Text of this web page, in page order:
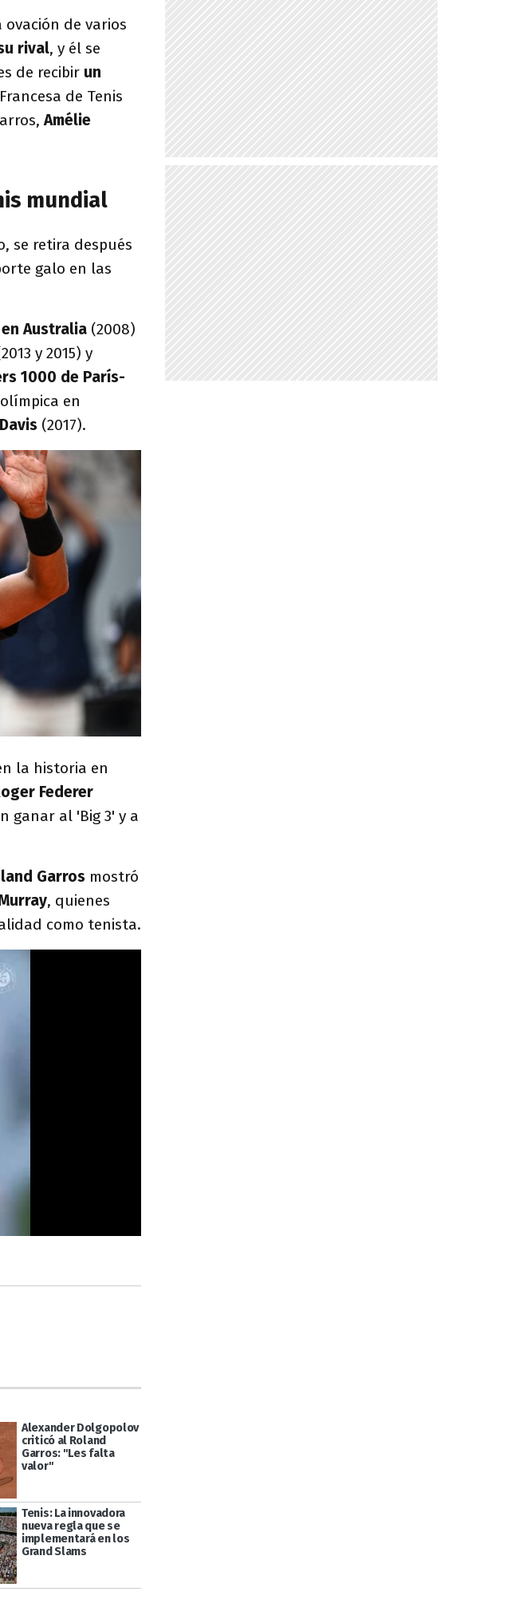
ovación de varios
rival, y él se
de recibir un
de Tenis
Amélie
mundial
se retira después
galo en las
Australia (2008)
y 2015) y
1000 de París-
en
(2017).
la historia en
Federer
ganar al 'Big 3' y a
Garros mostró
, quienes
como tenista.
Alexander Dolgopolov
criticó al Roland
Garros: "Les falta
valor"
Tenis: La innovadora
nueva regla que se
implementará en los
Grand Slams